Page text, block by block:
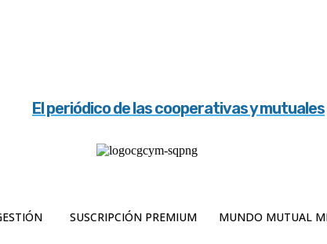
El periódico de las cooperativas y mutuales
SUSCRIPCIÓN PREMIUM MUNDO MUTUAL